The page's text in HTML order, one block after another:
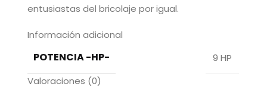
entusiastas del bricolaje por igual.
Información adicional
POTENCIA -HP-
9 HP
Valoraciones (0)